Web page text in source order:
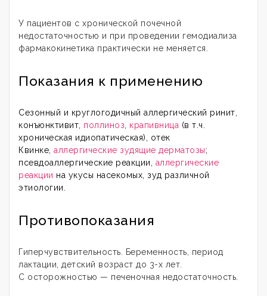
У пациентов с хронической почечной
недостаточностью и при проведении гемодиализа
фармакокинетика практически не меняется.
Показания к применению
Сезонный и круглогодичный аллергический ринит,
конъюнктивит, поллиноз крапивница (в т.ч.
хроническая идиопатическая), отек
Квинке, аллергические зудящие дерматозы;
псевдоаллергические реакции, аллергические
реакции на укусы насекомых, зуд различной
этиологии.
Противопоказания
Гиперчувствительность. Беременность, период
лактации, детский возраст до 3-х лет.
С осторожностью — печеночная недостаточность.